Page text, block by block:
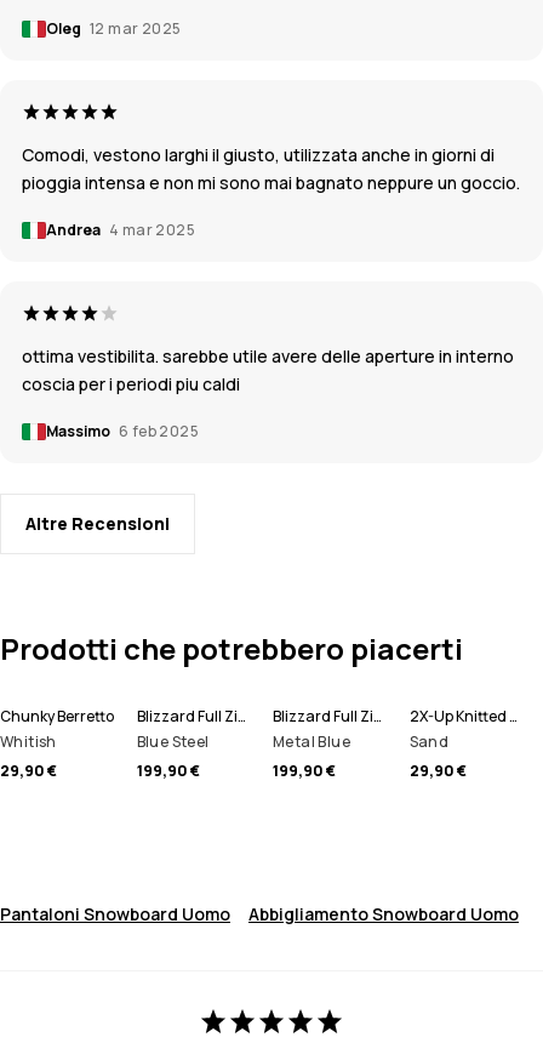
Oleg 12 mar 2025
Comodi, vestono larghi il giusto, utilizzata anche in giorni di
pioggia intensa e non mi sono mai bagnato neppure un goccio.
Andrea 4 mar 2025
ottima vestibilita. sarebbe utile avere delle aperture in interno
coscia per i periodi piu caldi
Massimo 6 feb 2025
Altre Recensioni
Prodotti che potrebbero piacerti
Chunky Berretto
Whitish
29,90 €
Blizzard Full Zip Giacca Snowboard Uomo
Blue Steel
199,90 €
Blizzard Full Zip Giacca Sci Uomo
Metal Blue
199,90 €
2X-Up Knitted Scaldacollo
Sand
29,90 €
Pantaloni Snowboard Uomo Abbigliamento Snowboard Uomo